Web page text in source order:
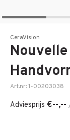
CeraVision
Art.nr: 1-00203038
Adviesprijs €--,--